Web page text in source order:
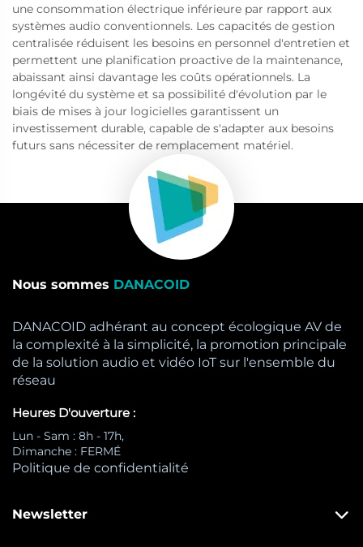
une consommation électrique inférieure par rapport aux
systèmes audio conventionnels. Les capacités de gestion
centralisée réduisent les besoins en personnel d'entretien et
permettent une planification proactive de la maintenance,
abaissant ainsi davantage les coûts opérationnels. La
longévité du système et sa possibilité d'évolution par le
biais de mises à jour logicielles garantissent un
investissement durable, capable de s'adapter aux besoins
futurs sans nécessiter de remplacement matériel.
Nous sommes DANACOID
DANACOID adhérant au concept écologique AV de
la complexité à la simplicité, la promotion principale
de la solution audio et vidéo IoT sur l'ensemble du
réseau
Heures D'ouverture :
Lun - Sam : 8h - 17h,
Dimanche : FERMÉ
Politique de confidentialité
Newsletter